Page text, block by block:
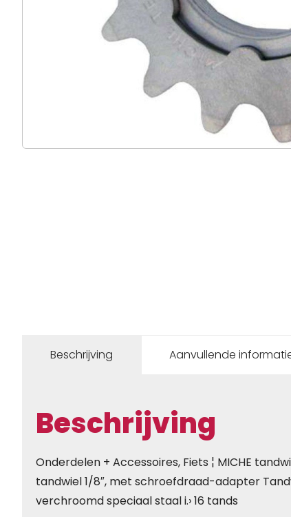
Beschrijving Aanvullende
Beschrijving
Onderdelen + Accessoires, Fiets ¦ MICHE
tandwiel 1/8″, met schroefdraad-adapter
verchroomd speciaal staal i.› 16 tands